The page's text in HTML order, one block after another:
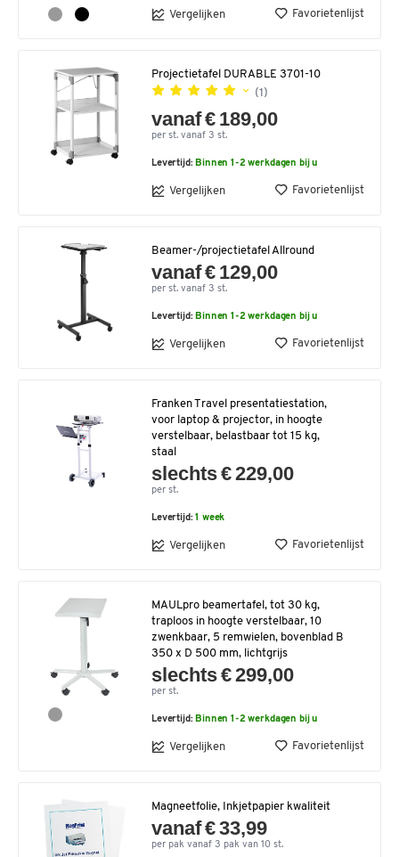
Vergelijken Favorietenlijst
Projectietafel DURABLE 3701-10
(1)
vanaf € 189,00
per st. vanaf 3 st.
Levertijd: Binnen 1-2 werkdagen bij u
Vergelijken Favorietenlijst
Beamer-/projectietafel Allround
vanaf € 129,00
per st. vanaf 3 st.
Levertijd: Binnen 1-2 werkdagen bij u
Vergelijken Favorietenlijst
Franken Travel presentatiestation,
voor laptop & projector, in hoogte
verstelbaar, belastbaar tot 15 kg,
staal
slechts € 229,00
per st.
Levertijd:1 week
Vergelijken Favorietenlijst
MAULpro beamertafel, tot 30 kg,
traploos in hoogte verstelbaar, 10
zwenkbaar, 5 remwielen, bovenblad B
350 x D 500 mm, lichtgrijs
slechts € 299,00
per st.
Levertijd: Binnen 1-2 werkdagen bij u
Vergelijken Favorietenlijst
Magneetfolie, Inkjetpapier kwaliteit
vanaf € 33,99
per pak vanaf 3 pak van 10 st.